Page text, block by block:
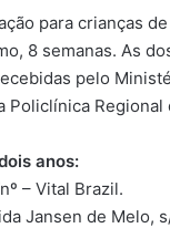
para crianças
8 semanas. As
pelo
anos:
– Vital Brazil.
Jansen de Melo,